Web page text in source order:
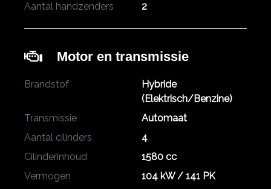
Aantal handzenders
2
Motor en transmissie
Brandstof
Hybride
(Elektrisch/Benzine)
Transmissie
Automaat
Aantal cilinders
4
Cilinderinhoud
1580 cc
Vermogen
104 kW / 141 PK